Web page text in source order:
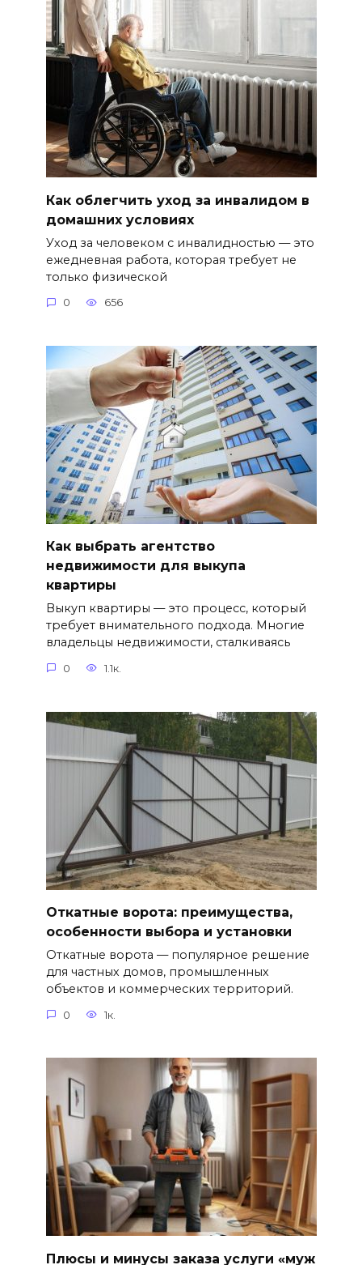
Как облегчить уход за инвалидом в
домашних условиях
Уход за человеком с инвалидностью — это
ежедневная работа, которая требует не
только физической
0 656
Как выбрать агентство
недвижимости для выкупа
квартиры
Выкуп квартиры — это процесс, который
требует внимательного подхода. Многие
владельцы недвижимости, сталкиваясь
0 1.1к.
Откатные ворота: преимущества,
особенности выбора и установки
Откатные ворота — популярное решение
для частных домов, промышленных
объектов и коммерческих территорий.
0 1к.
Плюсы и минусы заказа услуги «муж